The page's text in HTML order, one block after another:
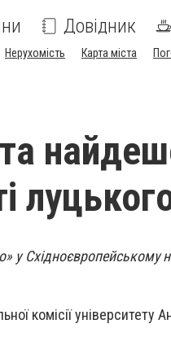
Довідник
Нерухомість Карта міста
у Східноєвропейському
комісії університету